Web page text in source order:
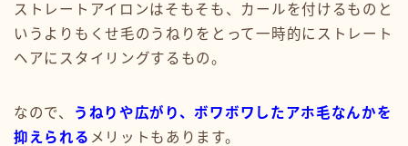
ストレートアイロンはそもそも、カールを付けるものと
いうよりもくせ毛のうねりをとって一時的にストレート
ヘアにスタイリングするもの。
なので、
うねりや広がり、ボワボワしたアホ毛なんかを
抑えられる メリットもあります。